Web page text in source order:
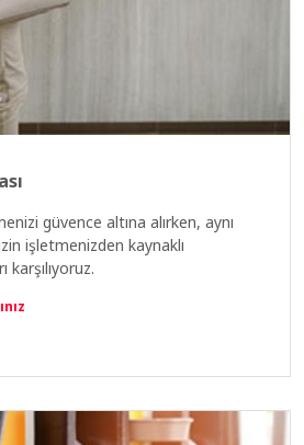
güvence altına alırken, aynı
işletmenizden kaynaklı